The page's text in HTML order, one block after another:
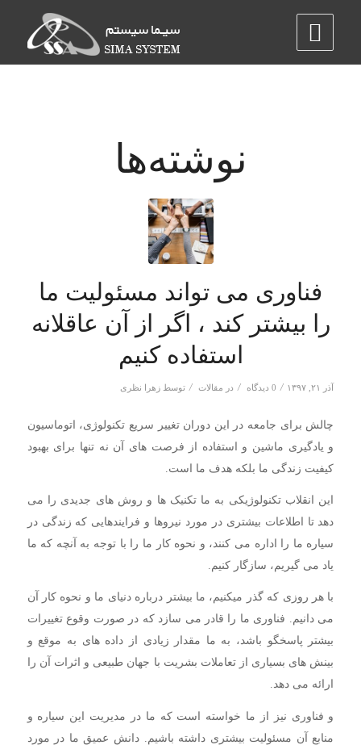
نوشته‌ها
فناوری می تواند مسئولیت ما
را بیشتر کند ، اگر از آن عاقلانه
استفاده کنیم
آذر ۲۱, ۱۳۹۷ / 0 دیدگاه / در مقالات / توسط زهرا نظری
چالش برای جامعه در این دوران تغییر سریع تکنولوژی، اتوماسیون
و یادگیری ماشین و استفاده از فرصت های آن نه تنها برای بهبود
کیفیت زندگی ما بلکه هدف ما است.
این انقلاب تکنولوژیکی به ما تکنیک ها و روش های جدیدی را می
دهد تا اطلاعات بیشتری در مورد نیروها و فرایندهایی که زندگی در
سیاره ما را اداره می کنند، و نحوه کار ما را با توجه به آنچه که ما
یاد می گیریم، سازگار کنیم.
با هر روزی که گذر میکنیم، ما بیشتر درباره دنیای ما و نحوه کار آن
می دانیم. فناوری ما را قادر می سازد که در صورت وقوع تغییرات
بیشتر پاسخگو باشد، به ما مقدار زیادی از داده های به موقع و
بینش های بسیاری از تعاملات بشریت با جهان طبیعی و اثرات آن را
ارائه می دهد.
و فناوری نیز از ما خواسته است که ما در مدیریت این سیاره و
منابع آن مسئولیت بیشتری داشته باشیم. دانش عمیق ما در مورد